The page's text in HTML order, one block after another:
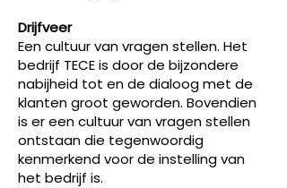
Drijfveer
Een cultuur van vragen stellen. Het
bedrijf TECE is door de bijzondere
nabijheid tot en de dialoog met de
klanten groot geworden. Bovendien
is er een cultuur van vragen stellen
ontstaan die tegenwoordig
kenmerkend voor de instelling van
het bedrijf is.